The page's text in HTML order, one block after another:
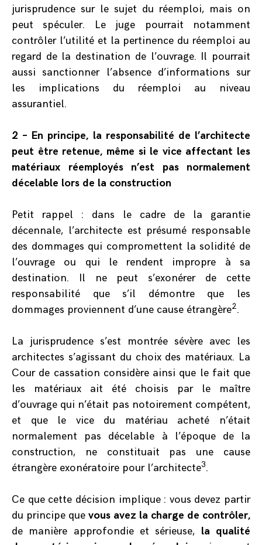
jurisprudence sur le sujet du réemploi, mais on
peut spéculer. Le juge pourrait notamment
contrôler l’utilité et la pertinence du réemploi au
regard de la destination de l’ouvrage. Il pourrait
aussi sanctionner l’absence d’informations sur
les implications du réemploi au niveau
assurantiel.
2 – En principe, la responsabilité de l’architecte
peut être retenue, même si le vice affectant les
matériaux réemployés n’est pas normalement
décelable lors de la construction
Petit rappel : dans le cadre de la garantie
décennale, l’architecte est présumé responsable
des dommages qui compromettent la solidité de
l’ouvrage ou qui le rendent impropre à sa
destination. Il ne peut s’exonérer de cette
responsabilité que s’il démontre que les
dommages proviennent d’une cause étrangère2.
La jurisprudence s’est montrée sévère avec les
architectes s’agissant du choix des matériaux. La
Cour de cassation considère ainsi que le fait que
les matériaux ait été choisis par le maître
d’ouvrage qui n’était pas notoirement compétent,
et que le vice du matériau acheté n’était
normalement pas décelable à l’époque de la
construction, ne constituait pas une cause
étrangère exonératoire pour l’architecte3.
Ce que cette décision implique : vous devez partir
du principe que vous avez la charge de contrôler,
de manière approfondie et sérieuse, la qualité